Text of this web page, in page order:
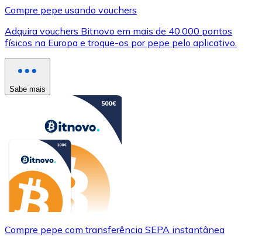
Compre pepe usando vouchers
Adquira vouchers Bitnovo em mais de 40.000 pontos
físicos na Europa e troque-os por pepe pelo aplicativo.
Sabe mais
Compre pepe com transferência SEPA instantânea